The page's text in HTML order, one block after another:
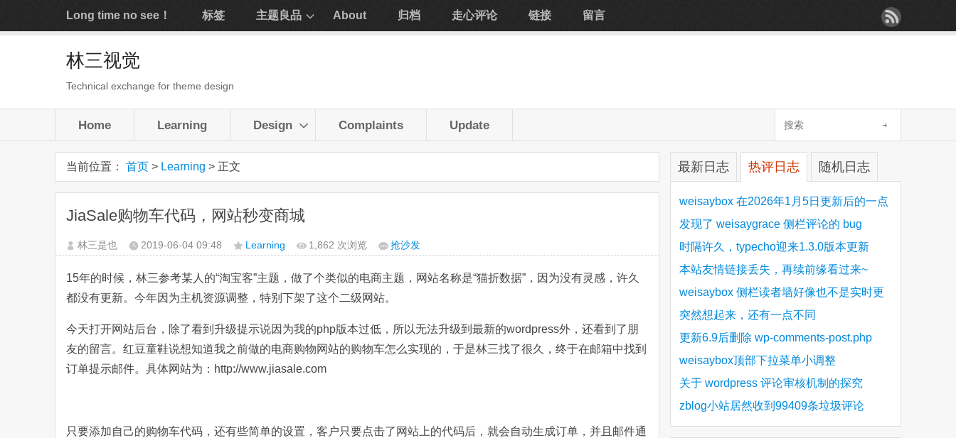
Long time no see！ 标签 主题良品 About 归档 走心评论 链接 留言
林三视觉
Technical exchange for theme design
Home Learning Design Complaints Update
当前位置： 首页 > Learning > 正文
JiaSale购物车代码，网站秒变商城
林三是也 2019-06-04 09:48 Learning 1,862 次浏览 抢沙发
15年的时候，林三参考某人的“淘宝客”主题，做了个类似的电商主题，网站名称是“猫折数据”，因为没有灵感，许久
都没有更新。今年因为主机资源调整，特别下架了这个二级网站。
今天打开网站后台，除了看到升级提示说因为我的php版本过低，所以无法升级到最新的wordpress外，还看到了朋
友的留言。红豆童鞋说想知道我之前做的电商购物网站的购物车怎么实现的，于是林三找了很久，终于在邮箱中找到
订单提示邮件。具体网站为：http://www.jiasale.com
只要添加自己的购物车代码，还有些简单的设置，客户只要点击了网站上的代码后，就会自动生成订单，并且邮件通
最新日志 热评日志 随机日志
weisaybox 在2026年1月5日更新后的一点
细节问题
发现了 weisaygrace 侧栏评论的 bug
时隔许久，typecho迎来1.3.0版本更新
本站友情链接丢失，再续前缘看过来~
weisaybox 侧栏读者墙好像也不是实时更
新的
突然想起来，还有一点不同
更新6.9后删除 wp-comments-post.php
weisaybox顶部下拉菜单小调整
关于 wordpress 评论审核机制的探究
zblog小站居然收到99409条垃圾评论